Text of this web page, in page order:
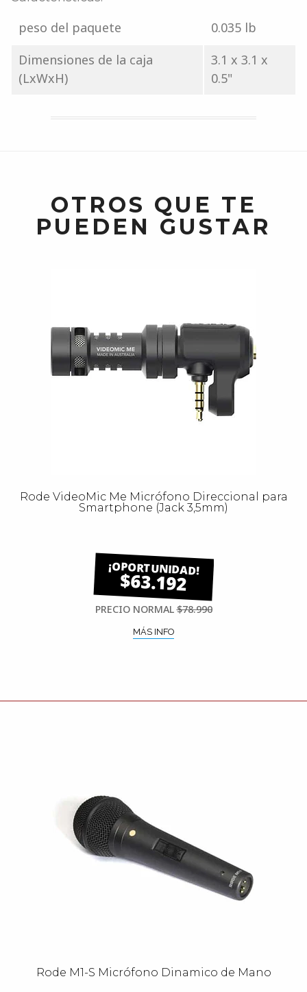
peso del paquete
0.035 lb
Dimensiones de la caja
(LxWxH)
3.1 x 3.1 x
0.5"
OTROS QUE TE
PUEDEN GUSTAR
Rode VideoMic Me Micrófono Direccional para
Smartphone (Jack 3,5mm)
$63.192
PRECIO NORMAL$78.990
MÁS INFO
Rode M1-S Micrófono Dinamico de Mano